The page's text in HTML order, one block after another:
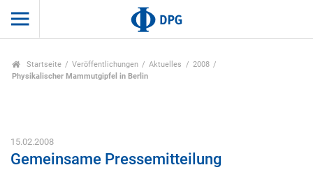
Startseite Veröffentlichungen Aktuelles
2008
Physikalischer Mammutgipfel in Berlin
15.02.2008
Gemeinsame Pressemitteilung